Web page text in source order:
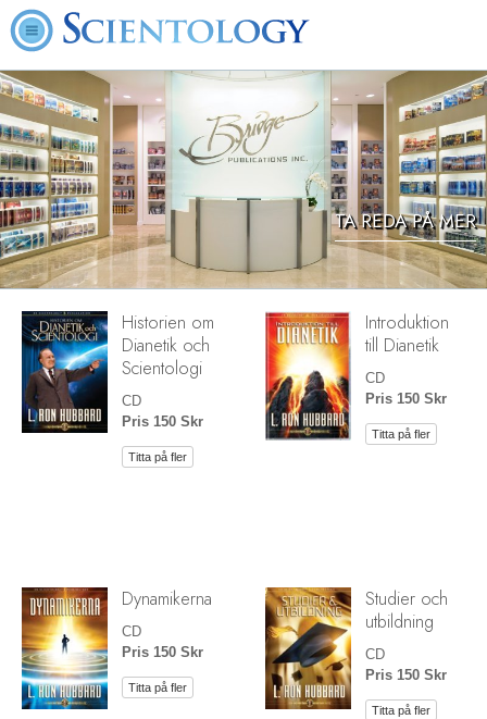
TA REDA PÅ MER
Historien om
Dianetik och
Scientologi
CD
Pris 150 Skr
Titta på fler
Introduktion
till Dianetik
CD
Pris 150 Skr
Titta på fler
Dynamikerna
CD
Pris 150 Skr
Titta på fler
Studier och
utbildning
CD
Pris 150 Skr
Titta på fler